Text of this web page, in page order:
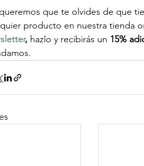
que te olvides de que
producto en nuestra tienda
, hazlo y recibirás un 15%